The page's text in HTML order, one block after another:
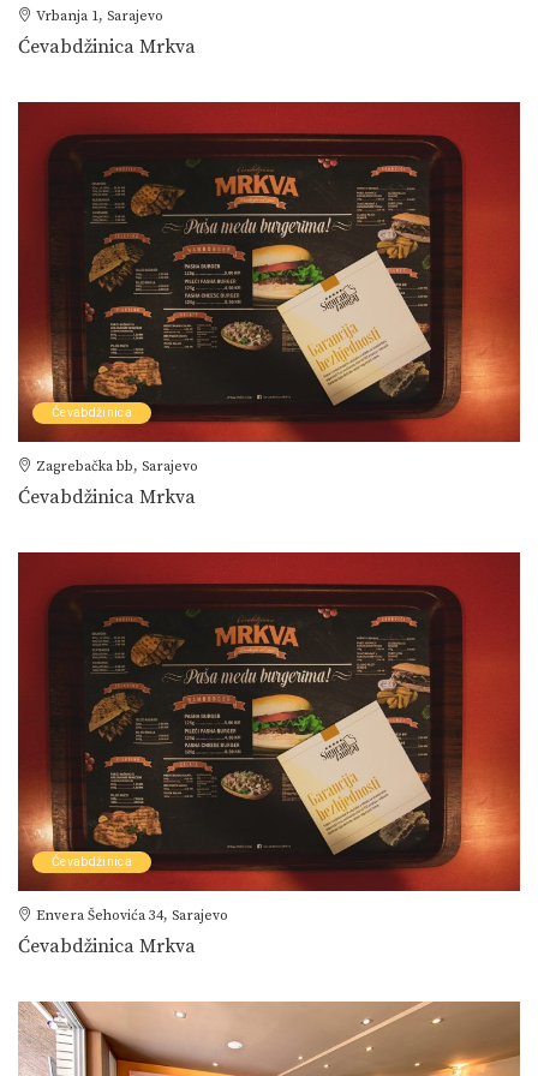
Vrbanja 1, Sarajevo
Ćevabdžinica Mrkva
Ćevabdžinica
Zagrebačka bb, Sarajevo
Ćevabdžinica Mrkva
Ćevabdžinica
Envera Šehovića 34, Sarajevo
Ćevabdžinica Mrkva